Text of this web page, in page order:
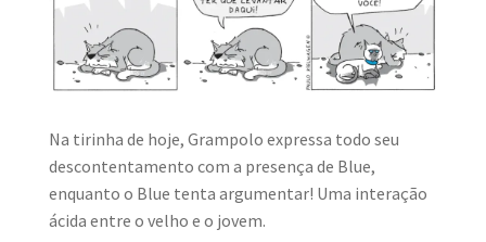
MINHA CONTA
CARRINHO
Na tirinha de hoje, Grampolo expressa todo seu
descontentamento com a presença de Blue,
enquanto o Blue tenta argumentar! Uma interação
ácida entre o velho e o jovem.